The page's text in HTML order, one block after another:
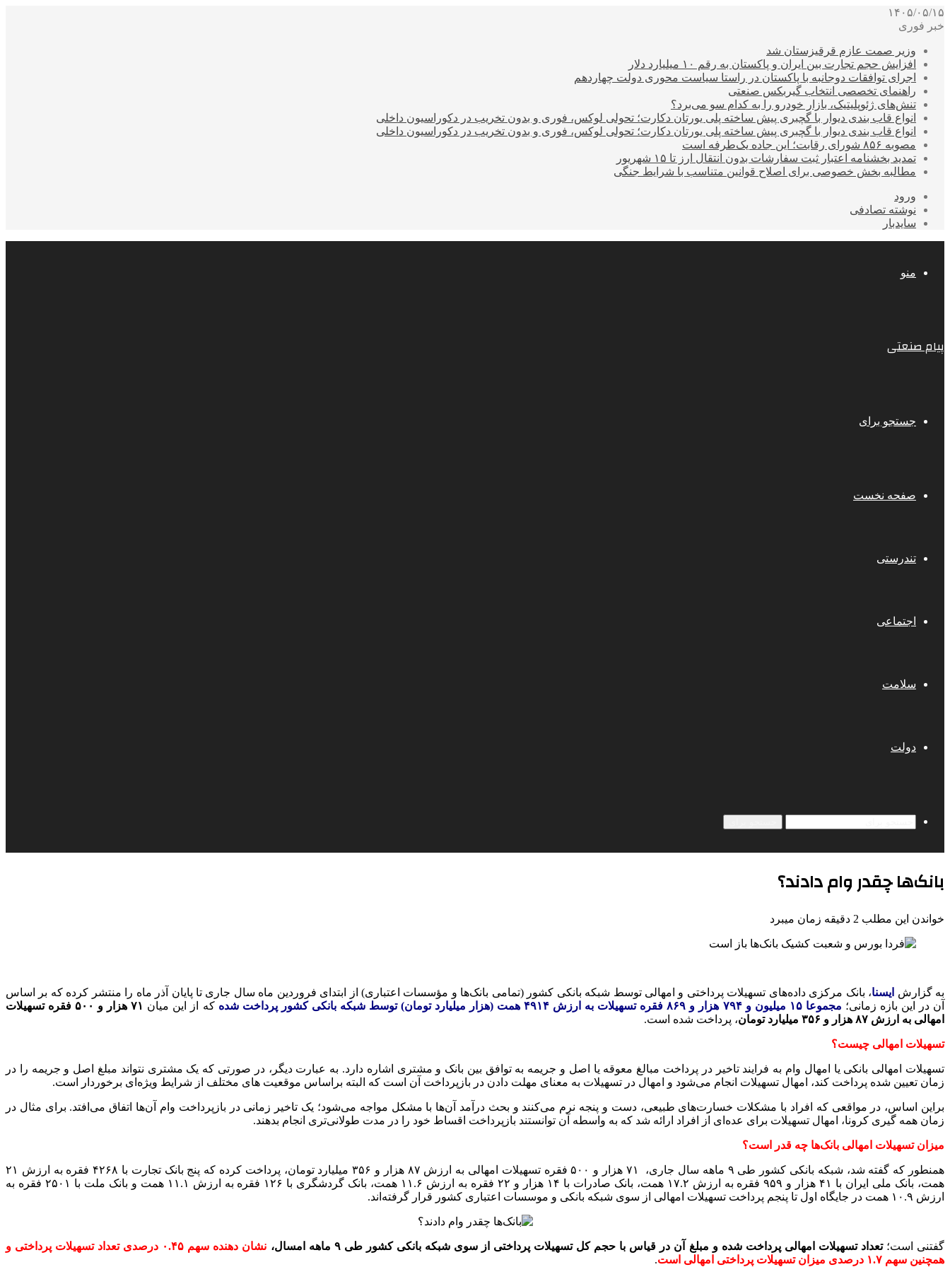
۱۴۰۵/۰۵/۱۵
خبر فوری
وزیر صمت عازم قرقیزستان شد
افزایش حجم تجارت بین ایران و پاکستان به رقم ۱۰ میلیارد دلار
اجرای توافقات دوجانبه با پاکستان در راستا سیاست محوری دولت چهاردهم
راهنمای تخصصی انتخاب گیربکس صنعتی
تنش‌های ژئوپلیتیک، بازار خودرو را به کدام سو می‌برد؟
انواع قاب بندی دیوار با گچبری پیش ساخته پلی یورتان دکارت؛ تحولی لوکس، فوری و بدون تخریب در دکوراسیون داخلی
انواع قاب بندی دیوار با گچبری پیش ساخته پلی یورتان دکارت؛ تحولی لوکس، فوری و بدون تخریب در دکوراسیون داخلی
مصوبه ۸۵۶ شورای رقابت؛ این جاده یک‌طرفه است
تمدید بخشنامه اعتبار ثبت سفارشات بدون انتقال ارز تا ۱۵ شهریور
مطالبه بخش خصوصی برای اصلاح قوانین متناسب با شرایط جنگی
ورود
نوشته تصادفی
سایدبار
منو
پیام صنعتی
جستجو برای
صفحه نخست
تندرستی
اجتماعی
سلامت
دولت
بانک‌ها چقدر وام دادند؟
خواندن این مطلب 2 دقیقه زمان میبرد
به گزارش ایسنا، بانک مرکزی داده‌های تسهیلات پرداختی و امهالی توسط شبکه بانکی کشور (تمامی بانک‌ها و مؤسسات اعتباری) از ابتدای فروردین ماه سال جاری تا پایان آذر ماه را منتشر کرده که بر اساس
آن در این بازه زمانی؛ مجموعا ۱۵ میلیون و ۷۹۴ هزار و ۸۶۹ فقره تسهیلات به ارزش ۴۹۱۴ همت (هزار میلیارد تومان) توسط شبکه بانکی کشور پرداخت شده که از این میان
۷۱ هزار و ۵۰۰ فقره تسهیلات
امهالی به ارزش ۸۷ هزار و ۳۵۶ میلیارد تومان
، پرداخت شده است.
تسهیلات امهالی چیست؟
تسهیلات امهالی بانکی یا امهال وام به فرایند تاخیر در پرداخت مبالغ معوقه یا اصل و جریمه به توافق بین بانک و مشتری اشاره دارد. به عبارت دیگر، در صورتی که یک مشتری نتواند مبلغ اصل و جریمه را در
زمان تعیین شده پرداخت کند، امهال تسهیلات انجام می‌شود و امهال در تسهیلات به معنای مهلت دادن در بازپرداخت آن است که البته براساس موقعیت های مختلف از شرایط ویژه‌ای برخوردار است.
براین اساس، در مواقعی که افراد با مشکلات خسارت‌های طبیعی، دست و پنجه نرم می‌کنند و بحث درآمد آن‌ها با مشکل مواجه می‌شود؛ یک تاخیر زمانی در بازپرداخت وام آن‌ها اتفاق می‌افتد. برای مثال در
زمان همه گیری کرونا، امهال تسهیلات برای عده‌ای از افراد ارائه شد که به واسطه آن توانستند بازپرداخت اقساط خود را در مدت طولانی‌تری انجام بدهند.
میزان تسهیلات امهالی بانک‌ها چه قدر است؟
همنطور که گفته شد، شبکه بانکی کشور طی ۹ ماهه سال جاری، ۷۱ هزار و ۵۰۰ فقره تسهیلات امهالی به ارزش ۸۷ هزار و ۳۵۶ میلیارد تومان، پرداخت کرده که پنج بانک تجارت با ۴۲۶۸ فقره به ارزش ۲۱
همت، بانک ملی ایران با ۴۱ هزار و ۹۵۹ فقره به ارزش ۱۷.۲ همت، بانک صادرات با ۱۴ هزار و ۲۲ فقره به ارزش ۱۱.۶ همت، بانک گردشگری با ۱۲۶ فقره به ارزش ۱۱.۱ همت و بانک ملت با ۲۵۰۱ فقره به
ارزش ۱۰.۹ همت در جایگاه اول تا پنجم پرداخت تسهیلات امهالی از سوی شبکه بانکی و موسسات اعتباری کشور قرار گرفته‌اند.
گفتنی است؛تعداد تسهیلات امهالی پرداخت شده و مبلغ آن در قیاس با حجم کل تسهیلات پرداختی از سوی شبکه بانکی کشور طی ۹ ماهه امسال،
نشان دهنده سهم ۰.۴۵ درصدی تعداد تسهیلات پرداختی و
همچنین سهم ۱.۷ درصدی میزان تسهیلات پرداختی امهالی است
.